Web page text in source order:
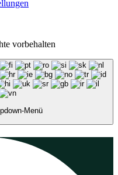
vorbehalten